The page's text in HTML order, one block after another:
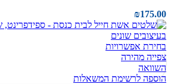
₪175.00
בחירת אפשרויות
צפייה מהירה
השוואה
הוספה לרשימת המשאלות